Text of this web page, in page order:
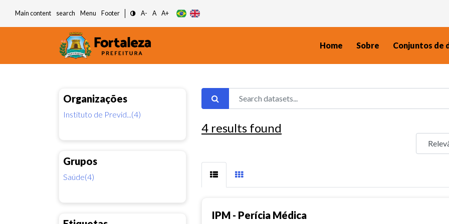
Main content search Menu Footer A- A A+
Home Sobre Conjuntos de
Organizações
Instituto de Previd...(4)
Grupos
Saúde(4)
4 results found
IPM - Perícia Médica